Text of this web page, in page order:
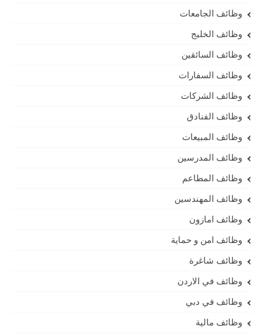
وظائف الجامعات
وظائف الخليج
وظائف السائقين
وظائف السفارات
وظائف الشركات
وظائف الفنادق
وظائف المبيعات
وظائف المدرسين
وظائف المطاعم
وظائف المهندسين
وظائف امازون
وظائف امن و حماية
وظائف شاغرة
وظائف في الاردن
وظائف في دبي
وظائف مالية